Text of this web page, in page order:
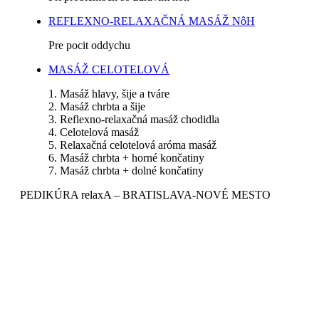
REFLEXNO-RELAXAČNÁ MASÁŽ NôH
Pre pocit oddychu
MASÁŽ CELOTELOVÁ
1. Masáž hlavy, šije a tváre
2. Masáž chrbta a šije
3. Reflexno-relaxačná masáž chodidla
4. Celotelová masáž
5. Relaxačná celotelová aróma masáž
6. Masáž chrbta + horné končatiny
7. Masáž chrbta + dolné končatiny
PEDIKÚRA relaxA – BRATISLAVA-NOVÉ MESTO